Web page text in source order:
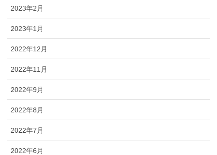
2023年2月
2023年1月
2022年12月
2022年11月
2022年9月
2022年8月
2022年7月
2022年6月